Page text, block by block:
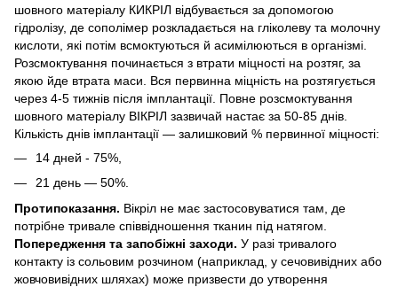
шовного матеріалу КИКРІЛ відбувається за допомогою
гідролізу, де сополімер розкладається на гліколеву та молочну
кислоти, які потім всмоктуються й асимілюються в організмі.
Розсмоктування починається з втрати міцності на розтяг, за
якою йде втрата маси. Вся первинна міцність на розтягується
через 4-5 тижнів після імплантації. Повне розсмоктування
шовного матеріалу ВІКРІЛ зазвичай настає за 50-85 днів.
Кількість днів імплантації — залишковий % первинної міцності:
14 дней - 75%,
21 день — 50%.
Протипоказання. Вікріл не має застосовуватися там, де
потрібне тривале співвідношення тканин під натягом.
Попередження та запобіжні заходи. У разі тривалого
контакту із сольовим розчином (наприклад, у сечовивідних або
жовчовивідних шляхах) може призвести до утворення